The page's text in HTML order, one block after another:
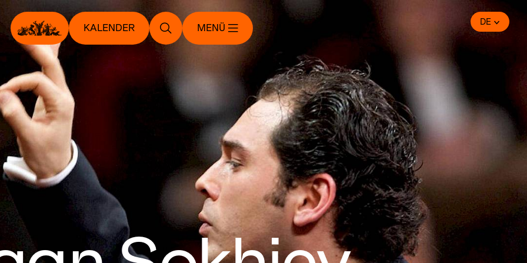
KALENDER MENÜ
DE